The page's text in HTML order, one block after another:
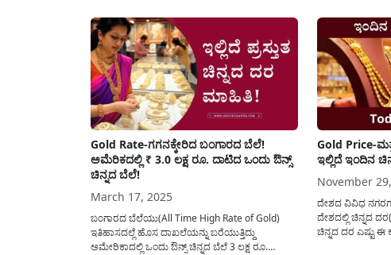
Gold Rate-ಗಗನಕ್ಕೇರಿದ ಬಂಗಾರದ ಬೆಲೆ!
ಅಮೆರಿಕದಲ್ಲಿ ₹ 3.0 ಲಕ್ಷ ರೂ. ದಾಟಿದ ಒಂದು ಔನ್ಸ್
ಚಿನ್ನದ ಬೆಲೆ!
March 17, 2025
ಬಂಗಾರದ ಬೆಲೆಯು(All Time High Rate of Gold)
ಇತಿಹಾಸದಲ್ಲೆ ಹೊಸ ದಾಖಲೆಯನ್ನು ಬರೆಯುತ್ತಿದ್ದು
ಅಮೇರಿಕಾದಲ್ಲಿ ಒಂದು ಔನ್ಸ್ ಚಿನ್ನದ ಬೆಲೆ 3 ಲಕ್ಷ ರೂ.
Gold Price-
ಇಲ್ಲಿದೆ ಇಂದಿನ
November
ದೇಶದ ವಿವಿಧ
ದೇಶದಲ್ಲಿ ಚಿನ್ನದ
ಚಿನ್ನದ ದರ ಎಷ್ಟು ಈ